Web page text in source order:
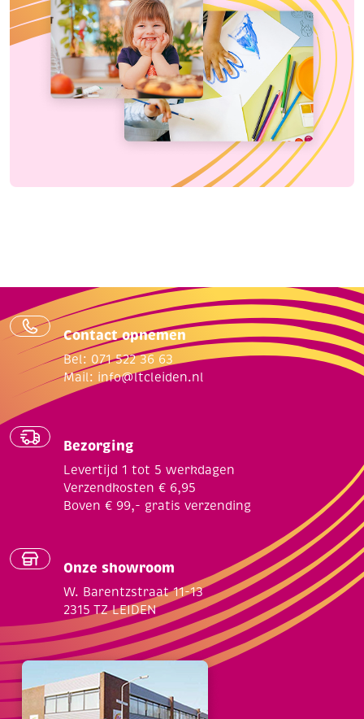
Contact opnemen
Bel: 071 522 36 63
Mail: info@ltcleiden.nl
Bezorging
Levertijd 1 tot 5 werkdagen
Verzendkosten € 6,95
Boven € 99,- gratis verzending
Onze showroom
W. Barentzstraat 11-13
2315 TZ LEIDEN